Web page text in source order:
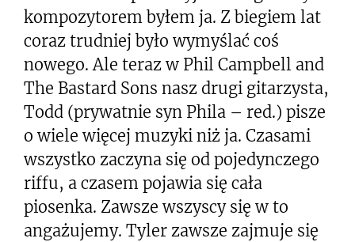
kompozytorem byłem ja. Z biegiem lat
coraz trudniej było wymyślać coś
nowego. Ale teraz w Phil Campbell and
The Bastard Sons nasz drugi gitarzysta,
Todd (prywatnie syn Phila – red.) pisze
o wiele więcej muzyki niż ja. Czasami
wszystko zaczyna się od pojedynczego
riffu, a czasem pojawia się cała
piosenka. Zawsze wszyscy się w to
angażujemy. Tyler zawsze zajmuje się